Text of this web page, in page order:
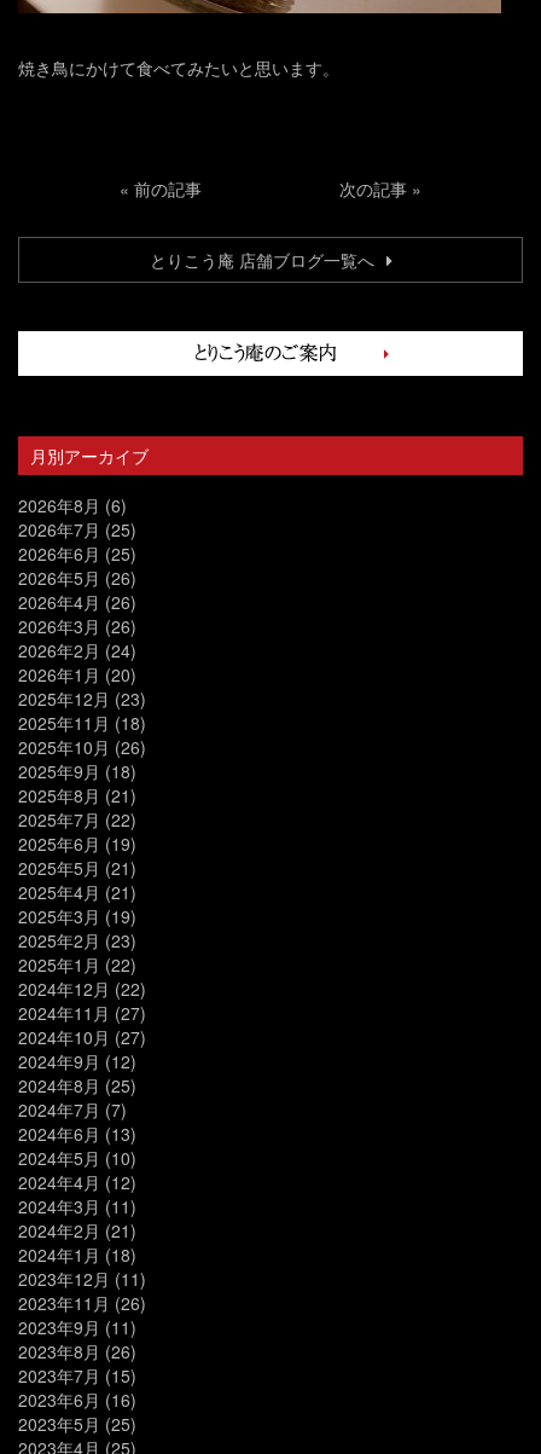
焼き鳥にかけて食べてみたいと思います。
« 前の記事 次の記事 »
とりこう庵 店舗ブログ一覧へ
月別アーカイブ
2026年8月 (6)
2026年7月 (25)
2026年6月 (25)
2026年5月 (26)
2026年4月 (26)
2026年3月 (26)
2026年2月 (24)
2026年1月 (20)
2025年12月 (23)
2025年11月 (18)
2025年10月 (26)
2025年9月 (18)
2025年8月 (21)
2025年7月 (22)
2025年6月 (19)
2025年5月 (21)
2025年4月 (21)
2025年3月 (19)
2025年2月 (23)
2025年1月 (22)
2024年12月 (22)
2024年11月 (27)
2024年10月 (27)
2024年9月 (12)
2024年8月 (25)
2024年7月 (7)
2024年6月 (13)
2024年5月 (10)
2024年4月 (12)
2024年3月 (11)
2024年2月 (21)
2024年1月 (18)
2023年12月 (11)
2023年11月 (26)
2023年9月 (11)
2023年8月 (26)
2023年7月 (15)
2023年6月 (16)
2023年5月 (25)
2023年4月 (25)